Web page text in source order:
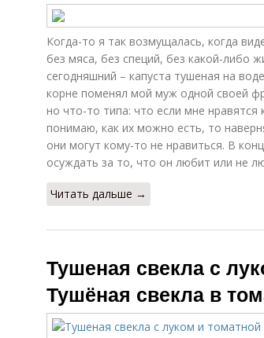
Когда-то я так возмущалась, когда
без мяса, без специй, без какой-либо
сегодняшний – капуста тушеная на
корне поменял мой муж одной своей
но что-то типа: что если мне нравятся
понимаю, как их можно есть, то
они могут кому-то не нравиться. В
осуждать за то, что он любит или не
Читать дальше →
Тушеная свекла с
Тушёная свекла в